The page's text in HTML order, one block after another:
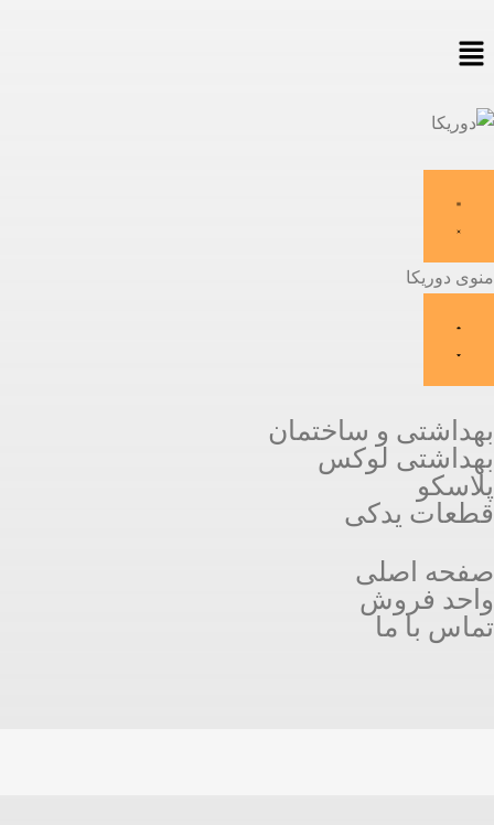
منوی دوریکا
بهداشتی و ساختمان
بهداشتی لوکس
پلاسکو
قطعات یدکی
صفحه اصلی
واحد فروش
تماس با ما